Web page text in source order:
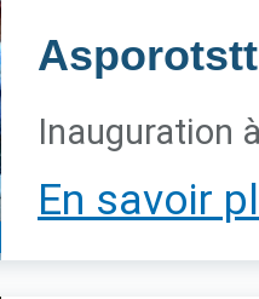
Inauguration
En savoir